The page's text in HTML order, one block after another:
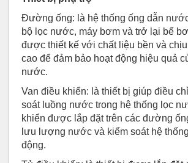
Đường ống: là hệ thống ống dẫn
bộ lọc nước, máy bơm và trở lại bể
được thiết kế với chất liệu bền và
cao để đảm bảo hoạt động hiệu quả
nước.
Van điều khiển: là thiết bị giúp điều
soát luồng nước trong hệ thống lọc
khiển được lắp đặt trên các đường
lưu lượng nước và kiểm soát hệ
động.